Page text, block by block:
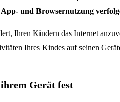
und Browsernutzung
Ihren Kindern das Internet
Ihres Kindes auf seinen
Gerät fest